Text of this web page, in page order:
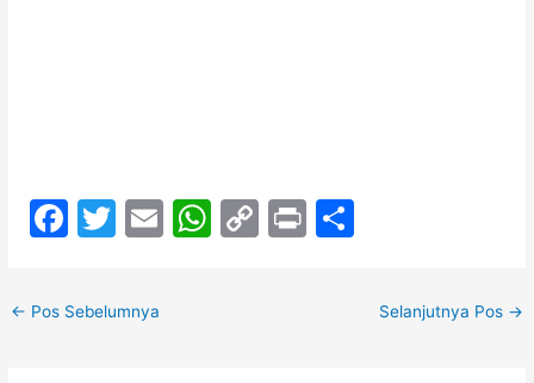
F
c
e
T
er
E
W C
Pr
ar
← Pos Sebelumnya Selanjutnya Pos →